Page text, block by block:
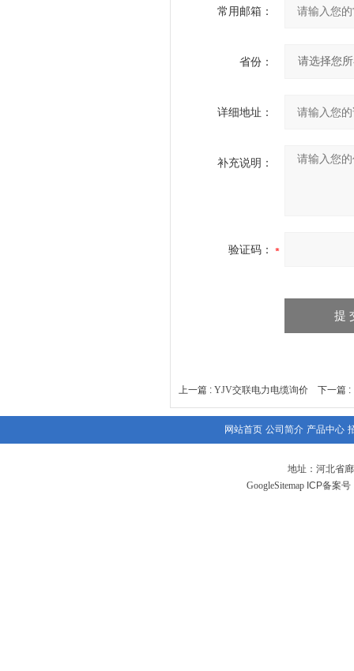
常用邮箱：
省份：
详细地址：
补充说明：
验证码：
上一篇 : YJV交联电力电缆询价 下一篇
网站首页 公司简介 产品中心
地址：河北省
GoogleSitemap ICP备案号